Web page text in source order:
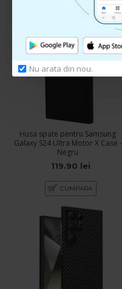
Nu arata din nou.
Husa spate pentru Samsung
Galaxy S24 Ultra Motor X Case -
Negru
119.90 lei
CUMPARA